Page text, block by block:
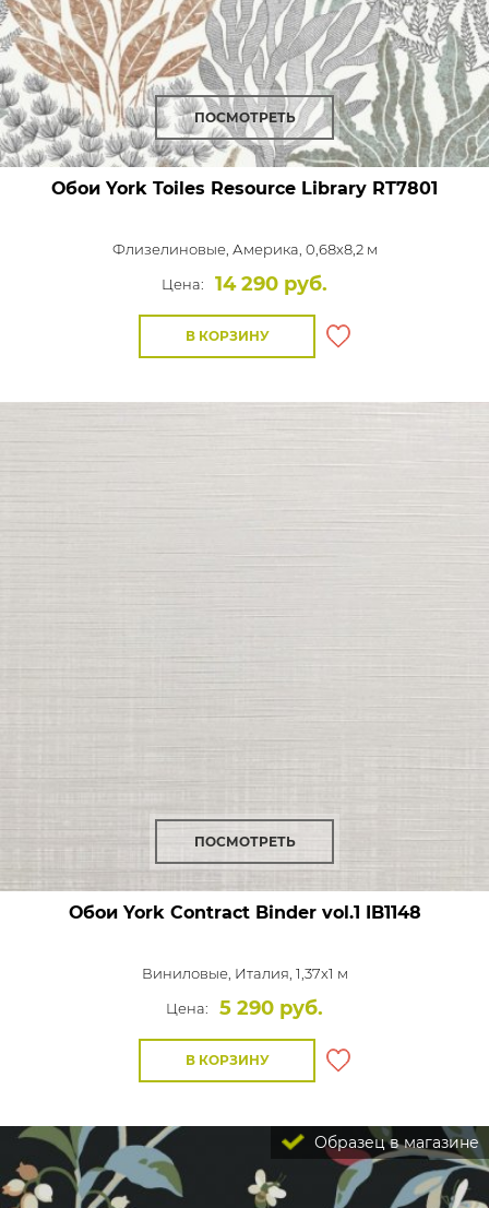
ПОСМОТРЕТЬ
Обои York Toiles Resource Library RT7801
Флизелиновые, Америка, 0,68x8,2 м
Цена:
14 290 руб.
В КОРЗИНУ
ПОСМОТРЕТЬ
Обои York Contract Binder vol.1 IB1148
Виниловые, Италия, 1,37x1 м
Цена:
5 290 руб.
В КОРЗИНУ
Образец в магазине